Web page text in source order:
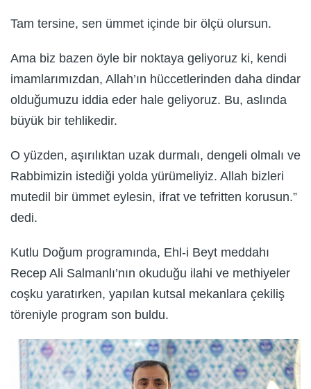
Tam tersine, sen ümmet içinde bir ölçü olursun.
Ama biz bazen öyle bir noktaya geliyoruz ki, kendi
imamlarımızdan, Allah’ın hüccetlerinden daha dindar
olduğumuzu iddia eder hale geliyoruz. Bu, aslında
büyük bir tehlikedir.
O yüzden, aşırılıktan uzak durmalı, dengeli olmalı ve
Rabbimizin istediği yolda yürümeliyiz. Allah bizleri
mutedil bir ümmet eylesin, ifrat ve tefritten korusun.”
dedi.
Kutlu Doğum programında, Ehl-i Beyt meddahı
Recep Ali Salmanlı’nın okuduğu ilahi ve methiyeler
coşku yaratırken, yapılan kutsal mekanlara çekiliş
töreniyle program son buldu.